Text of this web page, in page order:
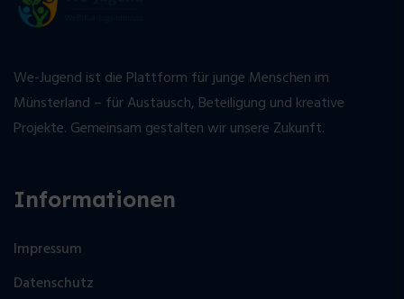
We-Jugend ist die Plattform für junge Menschen im
Münsterland – für Austausch, Beteiligung und kreative
Projekte. Gemeinsam gestalten wir unsere Zukunft.
Informationen
Impressum
Datenschutz